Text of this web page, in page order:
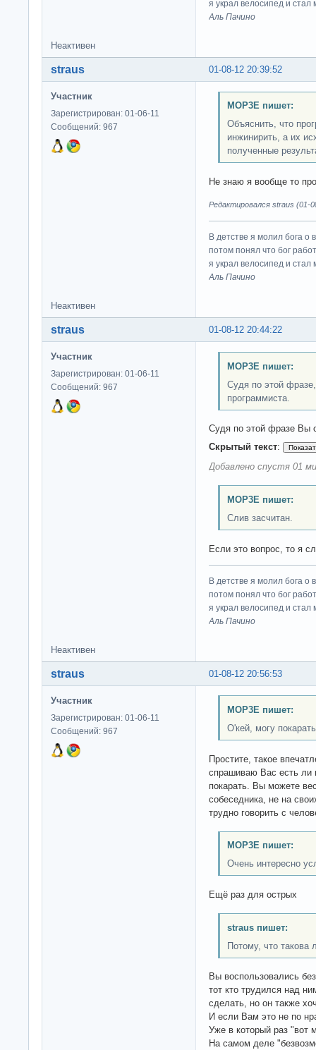
я украл велосипед и стал
Аль Пачино
Неактивен
01-08-12 20:39:52
straus
Участник
Зарегистрирован: 01-06-11
Сообщений: 967
MOP3E пишет:
Объяснить, что
инжинирить, а их
полученные
Не знаю я вообще то
Редактировался straus (01-
В детстве я молил бога о
потом понял что бог
я украл велосипед и стал
Аль Пачино
Неактивен
01-08-12 20:44:22
straus
Участник
Зарегистрирован: 01-06-11
Сообщений: 967
MOP3E пишет:
Судя по этой
программиста.
Судя по этой фразе Вы
Скрытый текст:
Добавлено спустя 01
MOP3E пишет:
Слив засчитан.
Если это вопрос, то я
В детстве я молил бога о
потом понял что бог
я украл велосипед и стал
Аль Пачино
Неактивен
01-08-12 20:56:53
straus
Участник
Зарегистрирован: 01-06-11
Сообщений: 967
MOP3E пишет:
О'кей, могу
Простите, такое
спрашиваю Вас есть ли
покарать. Вы можете
собеседника, не на
трудно говорить с
MOP3E пишет:
Очень интересно
Ещё раз для острых
straus пишет:
Потому, что такова
Вы воспользовались
тот кто трудился над
сделать, но он также
И если Вам это не по
Уже в который раз "вот
На самом деле